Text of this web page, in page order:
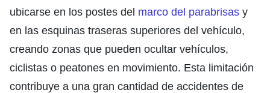
ubicarse en los postes del marco del parabrisas y
en las esquinas traseras superiores del vehículo,
creando zonas que pueden ocultar vehículos,
ciclistas o peatones en movimiento. Esta limitación
contribuye a una gran cantidad de accidentes de